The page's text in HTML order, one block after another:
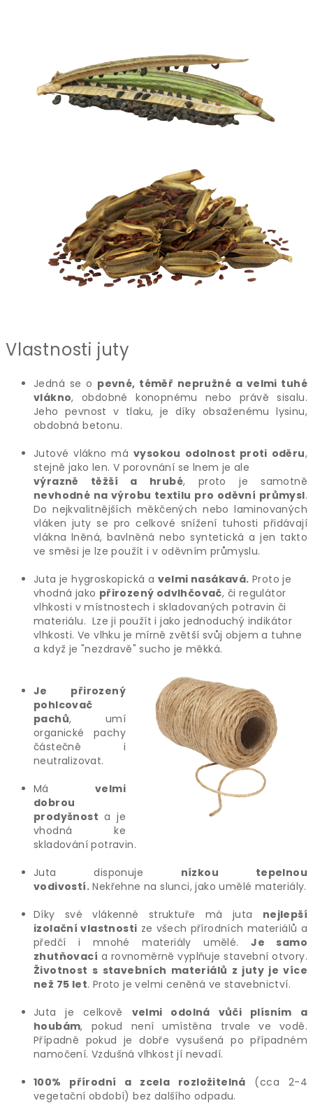
Vlastnosti juty
Jedná se o pevné, téměř nepružné a velmi tuhé
vlákno, obdobné konopnému nebo právě sisalu.
Jeho pevnost v tlaku, je díky obsaženému lysinu,
obdobná betonu.
Jutové vlákno mávysokou odolnost proti oděru,
stejně jako len. V porovnání se lnem je ale
výrazně těžší a hrubé, proto je samotně
nevhodné na výrobu textilu pro oděvní průmysl.
Do nejkvalitnějších měkčených nebo laminovaných
vláken juty se pro celkové snížení tuhosti přidávají
vlákna lněná, bavlněná nebo syntetická a jen takto
ve směsi je lze použít i v oděvním průmyslu.
Juta je hygroskopická a velmi nasákavá. Proto je
vhodná jako přirozený odvlhčovač, či regulátor
vlhkosti v místnostech i skladovaných potravin či
materiálu. Lze ji použít i jako jednoduchý indikátor
vlhkosti. Ve vlhku je mírně zvětší svůj objem a tuhne
a když je "nezdravě" sucho je měkká.
Je přirozený
pohlcovač
pachů, umí
organické pachy
částečně i
neutralizovat.
Má velmi
dobrou
prodyšnost a je
vhodná ke
skladování potravin.
Juta disponuje nízkou tepelnou
vodivostí. Nekřehne na slunci, jako umělé materiály.
Díky své vlákenné struktuře má juta nejlepší
izolační vlastnosti ze všech přírodních materiálů a
předčí i mnohé materiály umělé.Je samo
zhutňovací a rovnoměrně vyplňuje stavební otvory.
Životnost s stavebních materiálů z juty je více
než 75 let. Proto je velmi ceněná ve stavebnictví.
Juta je celkově velmi odolná vůči plísním a
houbám, pokud není umístěna trvale ve vodě.
Případně pokud je dobře vysušená po případném
namočení. Vzdušná vlhkost jí nevadí.
100% přírodní a zcela rozložitelná (cca 2-4
vegetační období) bez dalšího odpadu.